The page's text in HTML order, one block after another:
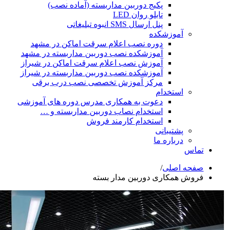
پکیج دوربین مداربسته (آماده نصب)
دوره نصب اعلام سرقت اماکن در مشهد
آموزشکده نصب دوربین مداربسته در مشهد
آموزش نصب اعلام سرقت اماکن در شیراز
آموزشکده نصب دوربین مداربسته در شیراز
مرکز آموزش تخصصی نصب درب برقی
دعوت به همکاری مدرس دوره های آموزشی
استخدام نصاب دوربین مداربسته و …
استخدام کارمند فروش
دوربین مدار بسته